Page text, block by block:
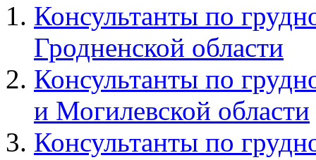
Консультанты по
Гродненской области
Консультанты по
и Могилевской области
Консультанты по